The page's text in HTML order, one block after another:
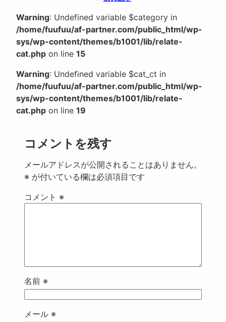
Warning: Undefined variable $category in
/home/fuufuu/af-partner.com/public_html/wp-
sys/wp-content/themes/b1001/lib/relate-
cat.php on line 15
Warning: Undefined variable $cat_ct in
/home/fuufuu/af-partner.com/public_html/wp-
sys/wp-content/themes/b1001/lib/relate-
cat.php on line 19
コメントを残す
メールアドレスが公開されることはありません。
※ が付いている欄は必須項目です
コメント ※
名前 ※
メール ※